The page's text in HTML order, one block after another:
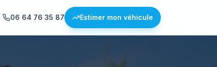
06 64 76 35 87 Estimer mon véhicule